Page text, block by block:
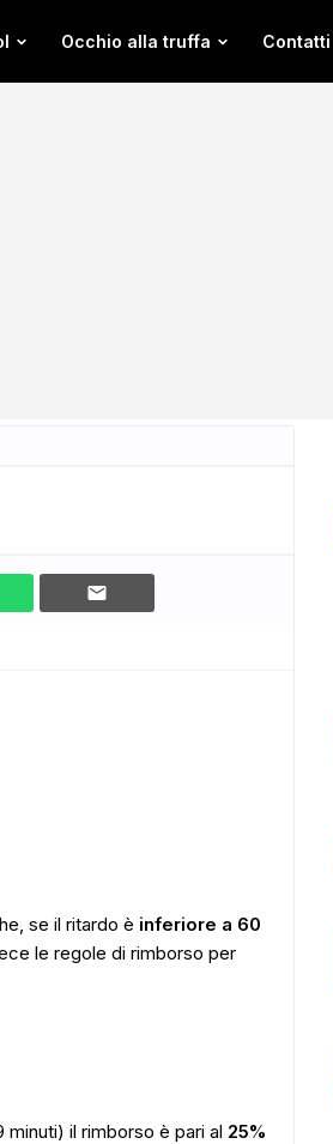
Occhio alla truffa Contatti
se il ritardo è inferiore a 60
le regole di rimborso per
minuti) il rimborso è pari al 25%